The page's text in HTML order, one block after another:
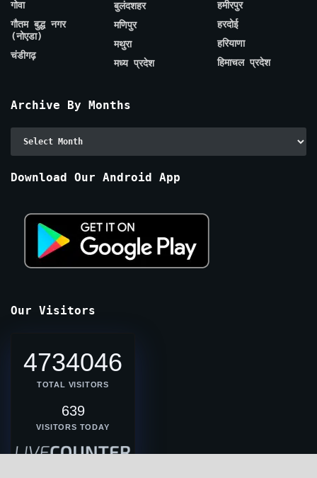
गोवा
गौतम बुद्ध नगर
(नोएडा)
चंडीगढ़
बुलंदशहर
मणिपुर
मथुरा
मध्य प्रदेश
हमीरपुर
हरदोई
हरियाणा
हिमाचल प्रदेश
Archive By Months
Download Our Android App
Our Visitors
4734046
TOTAL VISITORS
639
VISITORS TODAY